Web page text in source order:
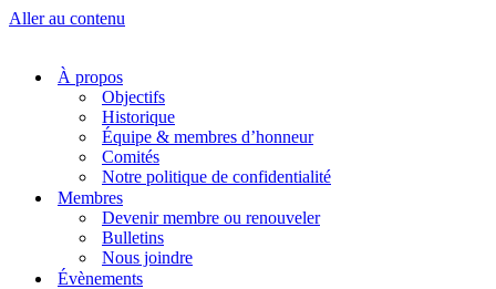
Aller au contenu
À propos
Objectifs
Historique
Équipe & membres d’honneur
Comités
Notre politique de confidentialité
Membres
Devenir membre ou renouveler
Bulletins
Nous joindre
Évènements